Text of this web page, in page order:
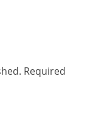
Required